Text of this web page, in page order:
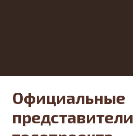
Официальные
представители